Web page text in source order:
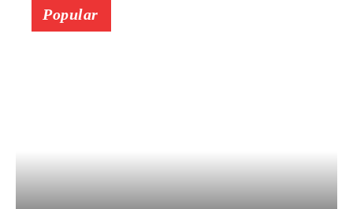
Popular